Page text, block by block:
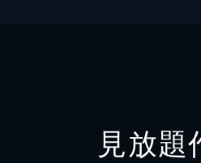
見放題